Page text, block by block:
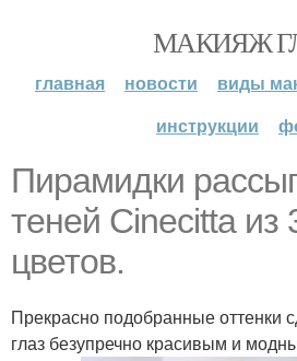
МАКИЯЖ
главная новости виды
инструкции
Пирамидки
теней Cinecitta из
цветов.
Прекрасно подобранные оттенки
глаз безупречно красивым и